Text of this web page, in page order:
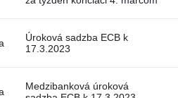
Úroková sadzba ECB k
17.3.2023
Medzibanková úroková